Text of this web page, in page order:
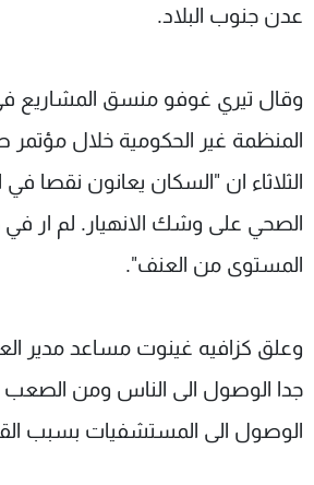
عدن جنوب البلاد.
وقال تيري غوفو منسق المشاريع
المنظمة غير الحكومية خلال
الثلاثاء ان "السكان يعانون نقصا
الصحي على وشك الانهيار. لم ار في
المستوى من العنف".
وعلق كزافيه غينوت مساعد مدير
جدا الوصول الى الناس ومن الصعب
الوصول الى المستشفيات بسبب